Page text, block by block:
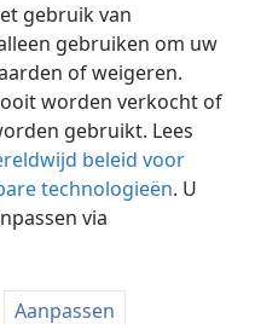
gebruik van
gebruiken om uw
of weigeren.
ooit worden verkocht of
gebruikt. Lees
beleid voor
technologieën. U
via
Aanpassen
Instellingen
Tract Society of Pennsylvania
Privacyinstellingen
Inloggen